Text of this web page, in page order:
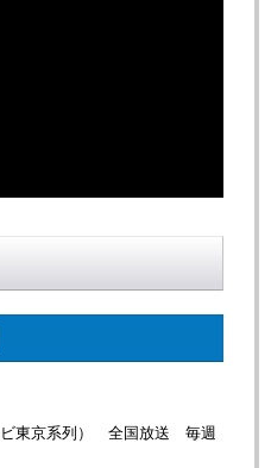
ビ東京系列） 全国放送 毎週